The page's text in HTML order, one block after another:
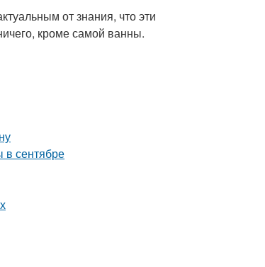
от знания, что эти
кроме самой ванны.
в сентябре